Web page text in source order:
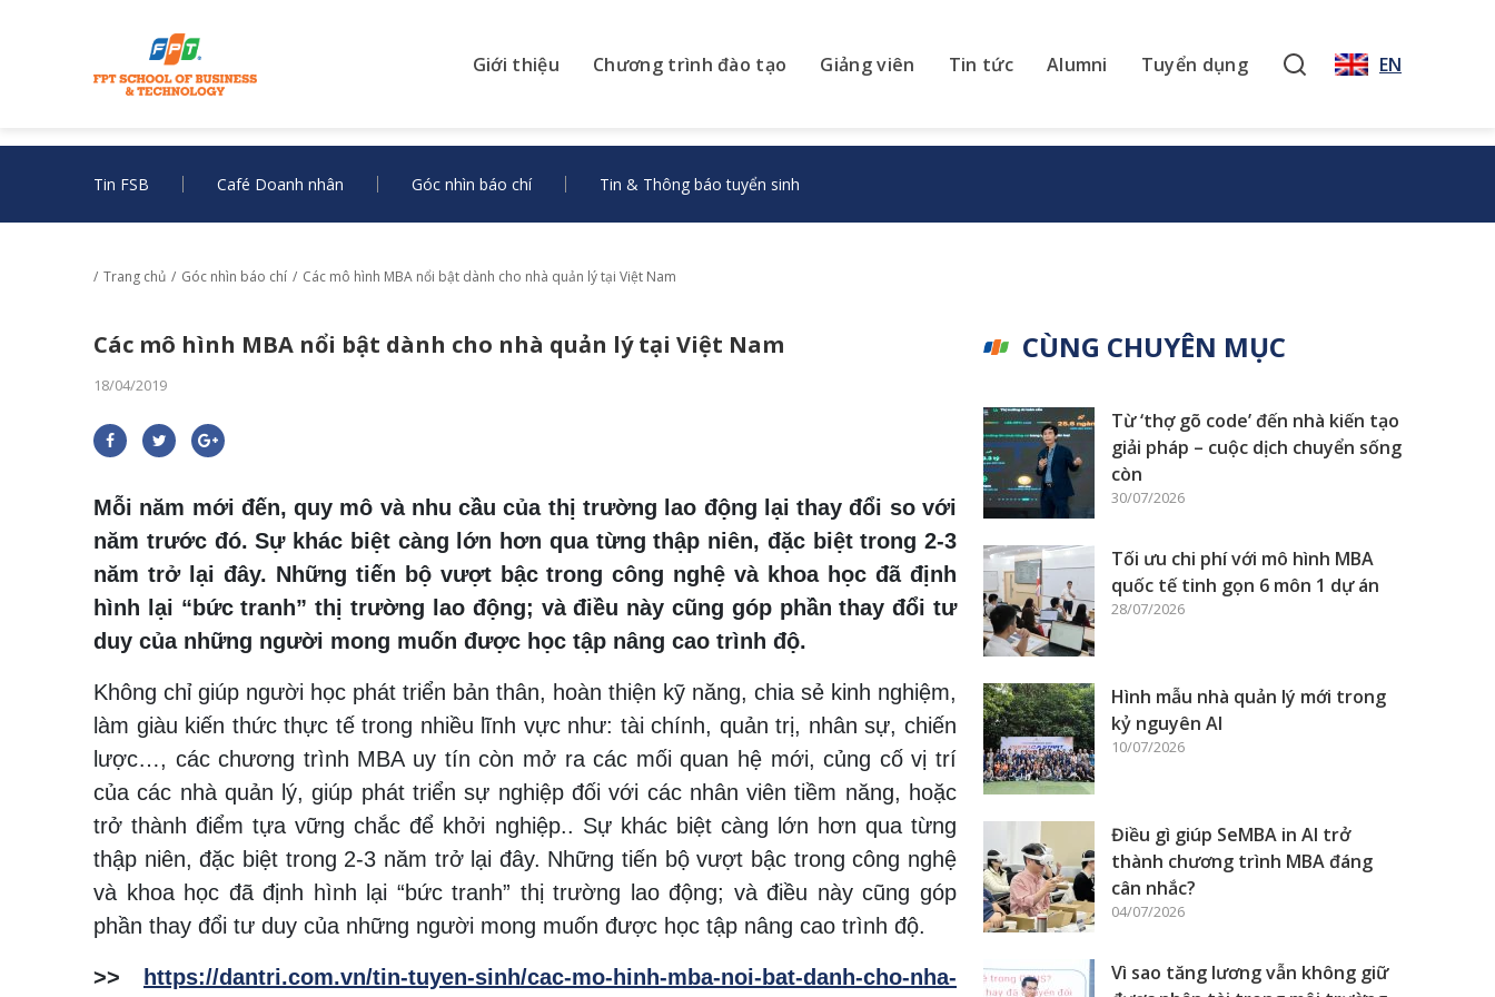
Giới thiệu Chương trình đào tạo Giảng viên Tin tức Alumni Tuyển dụng EN
Tin FSB Café Doanh nhân Góc nhìn báo chí Tin & Thông báo tuyển sinh
Trang chủ Góc nhìn báo chí Các mô hình MBA nổi bật dành cho nhà quản lý tại Việt Nam
Các mô hình MBA nổi bật dành cho nhà quản lý tại Việt Nam
18/04/2019
Mỗi năm mới đến, quy mô và nhu cầu của thị trường lao động lại thay đổi so với
năm trước đó. Sự khác biệt càng lớn hơn qua từng thập niên, đặc biệt trong 2-3
năm trở lại đây. Những tiến bộ vượt bậc trong công nghệ và khoa học đã định
hình lại “bức tranh” thị trường lao động; và điều này cũng góp phần thay đổi tư
duy của những người mong muốn được học tập nâng cao trình độ.
Không chỉ giúp người học phát triển bản thân, hoàn thiện kỹ năng, chia sẻ kinh nghiệm,
làm giàu kiến thức thực tế trong nhiều lĩnh vực như: tài chính, quản trị, nhân sự, chiến
lược…, các chương trình MBA uy tín còn mở ra các mối quan hệ mới, củng cố vị trí
của các nhà quản lý, giúp phát triển sự nghiệp đối với các nhân viên tiềm năng, hoặc
trở thành điểm tựa vững chắc để khởi nghiệp.. Sự khác biệt càng lớn hơn qua từng
thập niên, đặc biệt trong 2-3 năm trở lại đây. Những tiến bộ vượt bậc trong công nghệ
và khoa học đã định hình lại “bức tranh” thị trường lao động; và điều này cũng góp
phần thay đổi tư duy của những người mong muốn được học tập nâng cao trình độ.
>>
https://dantri.com.vn/tin-tuyen-sinh/cac-mo-hinh-mba-noi-bat-danh-cho-nha-
CÙNG CHUYÊN MỤC
Từ ‘thợ gõ code’ đến nhà kiến tạo
giải pháp – cuộc dịch chuyển sống
còn
30/07/2026
Tối ưu chi phí với mô hình MBA
quốc tế tinh gọn 6 môn 1 dự án
28/07/2026
Hình mẫu nhà quản lý mới trong
kỷ nguyên AI
10/07/2026
Điều gì giúp SeMBA in AI trở
thành chương trình MBA đáng
cân nhắc?
04/07/2026
Vì sao tăng lương vẫn không giữ